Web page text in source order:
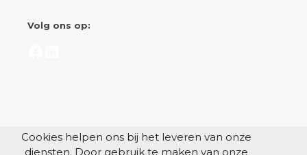
Volg ons op:
Cookies helpen ons bij het leveren van onze
diensten. Door gebruik te maken van onze